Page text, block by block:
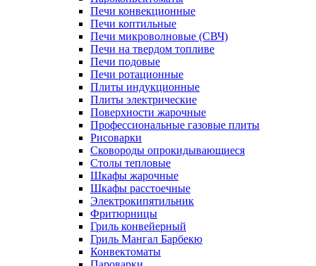
Печи конвекционные
Печи коптильные
Печи микроволновые (СВЧ)
Печи на твердом топливе
Печи подовые
Печи ротационные
Плиты индукционные
Плиты электрические
Поверхности жарочные
Профессиональные газовые плиты
Рисоварки
Сковороды опрокидывающиеся
Столы тепловые
Шкафы жарочные
Шкафы расстоечные
Электрокипятильник
Фритюрницы
Гриль конвейерный
Гриль Мангал Барбекю
Конвектоматы